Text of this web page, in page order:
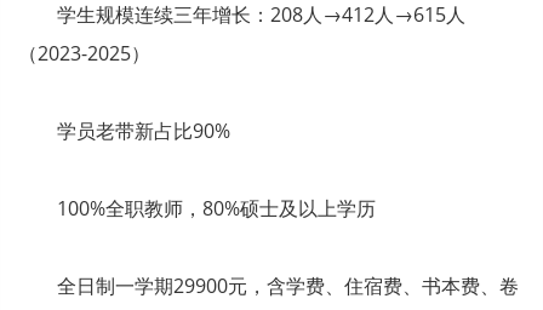
学生规模连续三年增长：208人→412人→615人
（2023-2025）
学员老带新占比90%
100%全职教师，80%硕士及以上学历
全日制一学期29900元，含学费、住宿费、书本费、卷